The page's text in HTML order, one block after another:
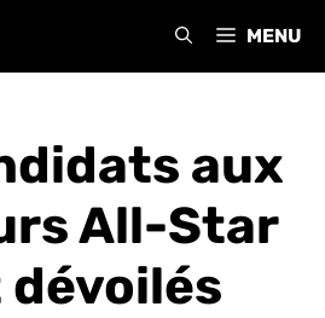
MENU
aux
All-Star